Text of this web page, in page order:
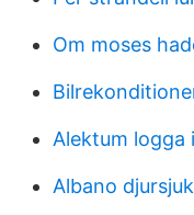
Om moses
Alektum logga
Albano